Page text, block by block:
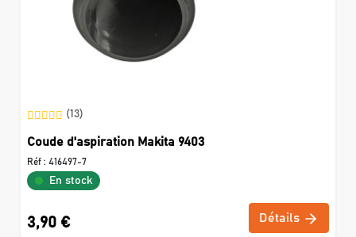
(13)
Coude d'aspiration Makita 9403
Réf : 416497-7
En stock
3,90 € Détails